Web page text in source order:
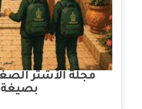
بصيغة Pdf